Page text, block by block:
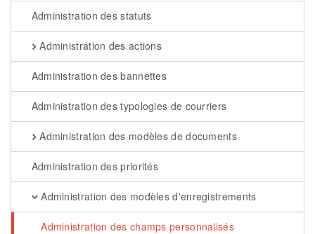
Administration des statuts
Administration des actions
Administration des bannettes
Administration des typologies de courriers
Administration des modèles de documents
Administration des priorités
Administration des modèles d'enregistrements
Administration des champs personnalisés